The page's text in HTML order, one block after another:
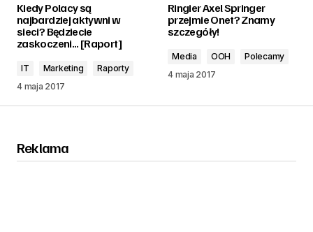
Kiedy Polacy są
najbardziej aktywni w
sieci? Będziecie
zaskoczeni... [Raport]
IT Marketing
Raporty
4 maja 2017
Ringier Axel Springer
przejmie Onet? Znamy
szczegóły!
Media OOH
Polecamy
4 maja 2017
Reklama